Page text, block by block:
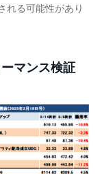
れる可能性があり
マンス検証